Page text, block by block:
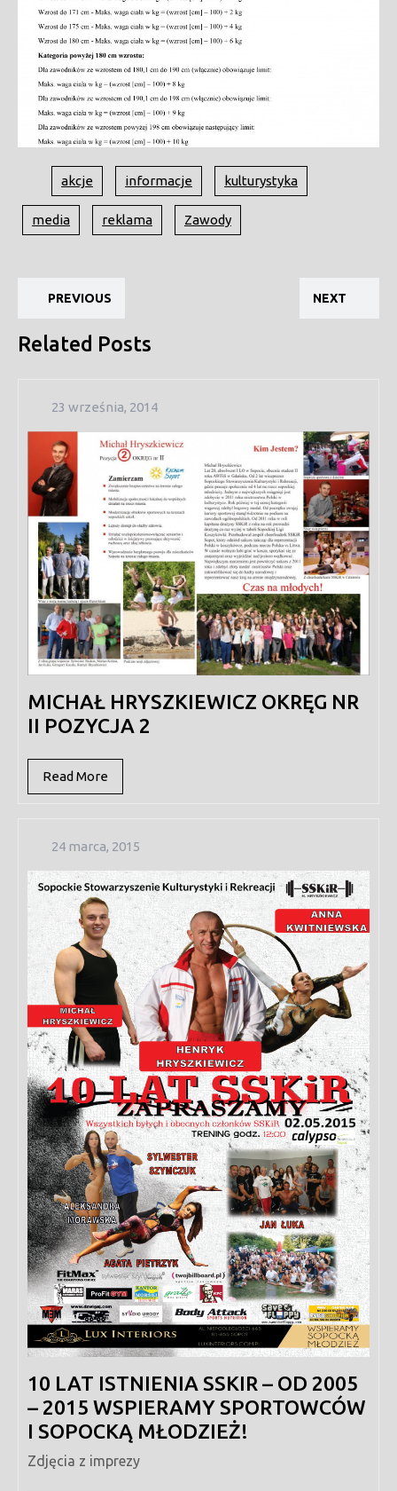
akcje informacje kulturystyka
media reklama Zawody
wpisu
PREVIOUS NEXT
Related Posts
23 września, 201423
2014
MICHAŁ HRYSZKIEWICZ OKRĘG NR
II POZYCJA 2
Read More
More
24 marca, 201524
2015
10 LAT ISTNIENIA SSKIR – OD 2005
– 2015 WSPIERAMY SPORTOWCÓW
I SOPOCKĄ MŁODZIEŻ!
Zdjęcia z imprezy